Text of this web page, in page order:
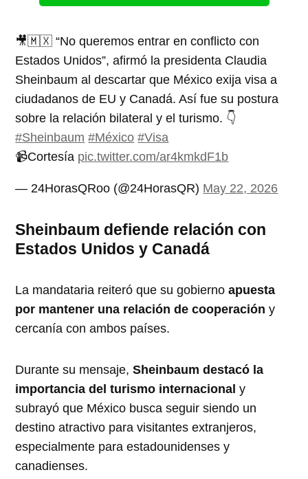
🎥🇲🇽 “No queremos entrar en conflicto con
Estados Unidos”, afirmó la presidenta Claudia
Sheinbaum al descartar que México exija visa a
ciudadanos de EU y Canadá. Así fue su postura
sobre la relación bilateral y el turismo. 👇
#Sheinbaum #México #Visa
📹Cortesía pic.twitter.com/ar4kmkdF1b
— 24HorasQRoo (@24HorasQR) May 22, 2026
Sheinbaum defiende relación con
Estados Unidos y Canadá
La mandataria reiteró que su gobiernoapuesta
por mantener una relación de cooperacióny
cercanía con ambos países.
Durante su mensaje,Sheinbaum destacó la
importancia del turismo internacional y
subrayó que México busca seguir siendo un
destino atractivo para visitantes extranjeros,
especialmente para estadounidenses y
canadienses.